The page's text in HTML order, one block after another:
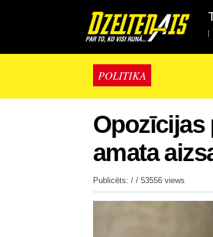
POLITIKA
Opozīcijas
amata
Publicēts: / / 53556 views